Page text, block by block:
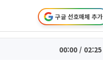
구글 선호매체 추가
00:00 / 02:25